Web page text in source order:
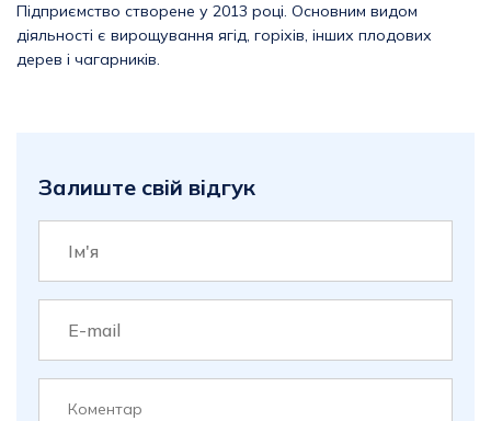
Підприємство створене у 2013 році. Основним видом
діяльності є вирощування ягід, горіхів, інших плодових
дерев і чагарників.
Залиште свій відгук